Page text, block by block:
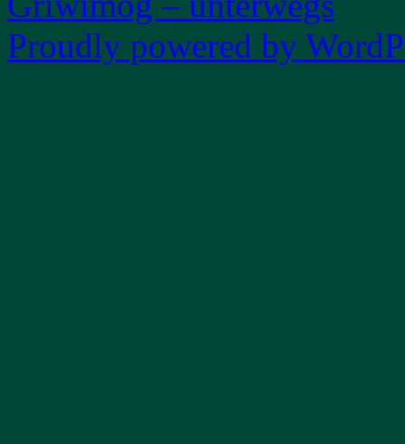
Proudly powered by